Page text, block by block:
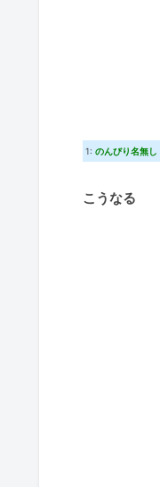
1: のんびり名無し
こうなる